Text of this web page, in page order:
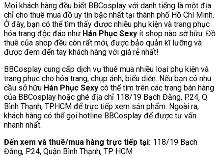
Mọi khách hàng đều biết BBCosplay với danh tiếng là một địa
chỉ cho thuê mua đồ uy tín bậc nhất tại thành phố Hồ Chí Minh.
Ở đây, bạn có thể tìm thấy được nhiều phụ kiện và trang phục
hóa trang độc đáo như Hán Phục Sexy ít shop nào sở hữu. Đồ
thuê của shop đều còn rất mới, được bảo quản kĩ lưỡng và
được đem đến tay khách hàng với giá rẻ nhất!
BBCosplay cung cấp dịch vụ thuê mua nhiều loại phụ kiện và
trang phục cho hóa trang, chụp ảnh, biểu diễn. Nếu bạn có nhu
cầu sở hữu Hán Phục Sexy có thể tìm trên các trang bán hàng
của BBCosplay hoặc ghé địa chỉ 118/19 Bạch Đằng, P.24, Q.
Bình Thạnh, TP.HCM để trực tiếp xem sản phẩm. Ngoài ra,
khách hàng có thể gọi hotline BBCosplay để được tư vấn
nhanh nhất.
Đến xem và thuê/mua hàng trực tiếp tại: 118/19 Bạch
Đằng, P.24, Quận Bình Thạnh, TP HCM